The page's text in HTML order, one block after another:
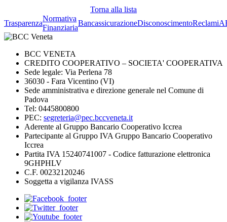
Torna alla lista
Trasparenza
Normativa
Finanziaria
BancassicurazioneDisconoscimentoReclami
BCC VENETA
CREDITO COOPERATIVO – SOCIETA' COOPERATIVA
Sede legale: Via Perlena 78
36030 - Fara Vicentino (VI)
Sede amministrativa e direzione generale nel Comune di
Padova
Tel: 0445800800
PEC: segreteria@pec.bccveneta.it
Aderente al Gruppo Bancario Cooperativo Iccrea
Partecipante al Gruppo IVA Gruppo Bancario Cooperativo
Iccrea
Partita IVA 15240741007 - Codice fatturazione elettronica
9GHPHLV
C.F. 00232120246
Soggetta a vigilanza IVASS